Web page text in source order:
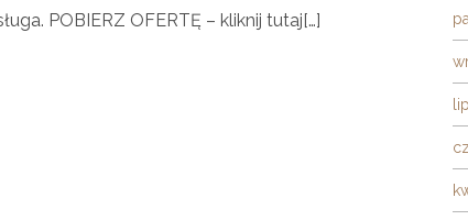
POBIERZ OFERTĘ – kliknij tutaj[…]